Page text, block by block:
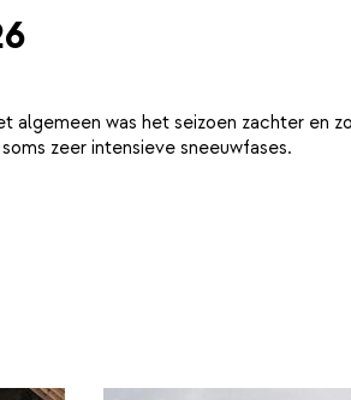
was het seizoen zachter en
zeer intensieve sneeuwfases.